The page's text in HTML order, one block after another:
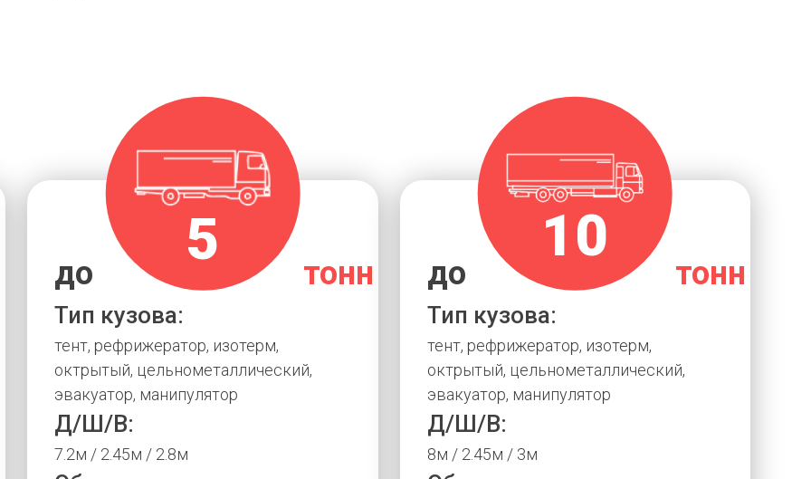
5
до тонн
Тип кузова:
тент, рефрижератор, изотерм,
октрытый, цельнометаллический,
эвакуатор, манипулятор
Д/Ш/В:
7.2м / 2.45м / 2.8м
10
до тонн
Тип кузова:
тент, рефрижератор, изотерм,
октрытый, цельнометаллический,
эвакуатор, манипулятор
Д/Ш/В:
8м / 2.45м / 3м